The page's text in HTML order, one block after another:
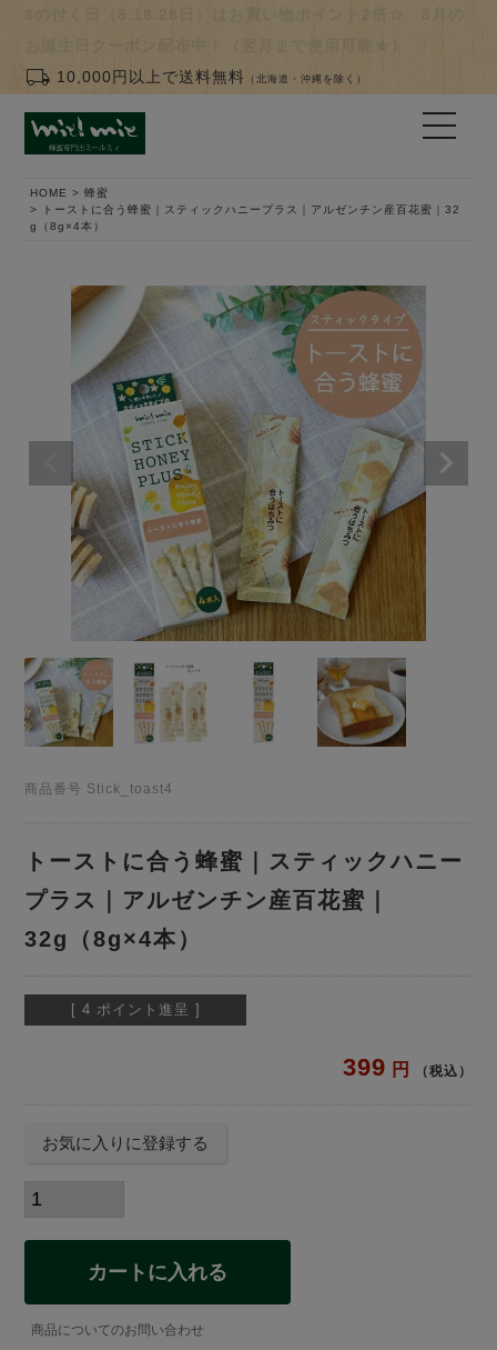
local_shipping 10,000円以上で送料無料 （北海道・沖縄を除く）
HOME
蜂蜜
トーストに合う蜂蜜｜スティックハニープラス｜アルゼンチン産百花蜜｜32
g（8g×4本）
商品番号 Stick_toast4
トーストに合う蜂蜜｜スティックハニー
プラス｜アルゼンチン産百花蜜｜
32g（8g×4本）
[ 4 ポイント進呈 ]
399 税込
お気に入りに登録する
カートに入れる
商品についてのお問い合わせ